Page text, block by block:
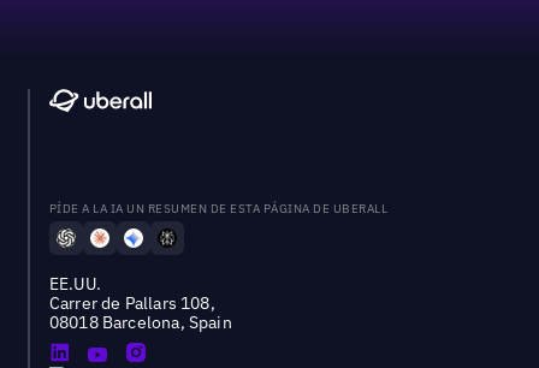
PÍDE A LA IA UN RESUMEN DE ESTA PÁGINA DE UBERALL
EE.UU.
Carrer de Pallars 108,
08018 Barcelona, Spain